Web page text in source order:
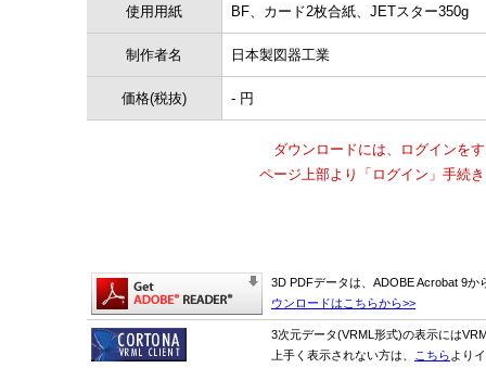
使用用紙 BF、カード2枚合紙、JETスター350g
制作者名 日本製図器工業
価格(税抜) - 円
ダウンロードには、ログインを
ページ上部より「ログイン」手続
3D PDFデータは、ADOBE Acrobat 9
ウンロードはこちらから>>
3次元データ(VRML形式)の表示には
上手く表示されない方は、
こちら より